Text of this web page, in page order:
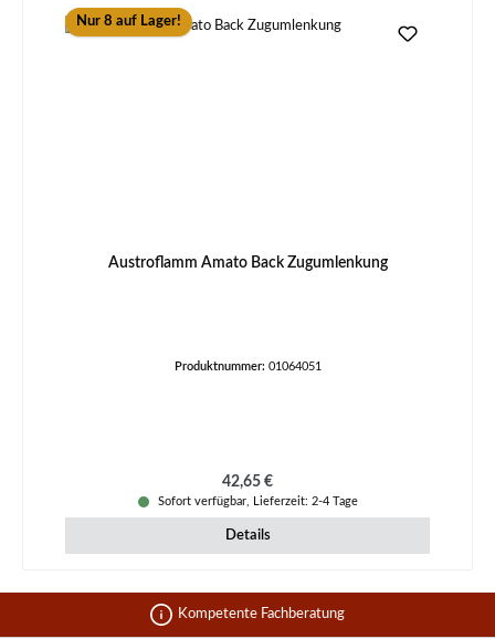
Nur 8 auf Lager!
Austroflamm Amato Back Zugumlenkung
Produktnummer: 01064051
Regulärer Preis:
42,65 €
Sofort verfügbar, Lieferzeit: 2-4 Tage
Details
Kompetente Fachberatung